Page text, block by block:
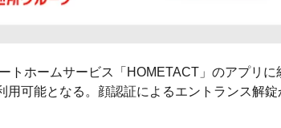
ホームサービス「HOMETACT」のアプリに
可能となる。顔認証によるエントランス解錠